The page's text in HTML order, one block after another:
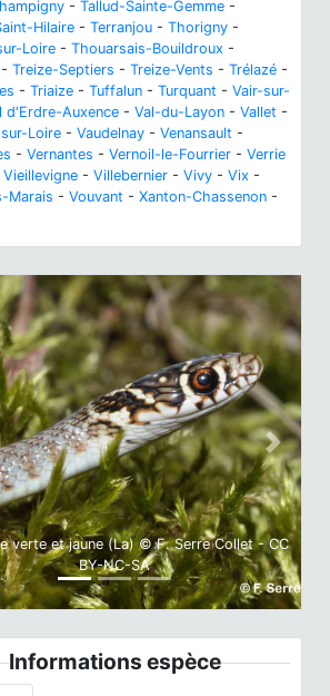
- Tallud-Sainte-Gemme -
Hilaire - Terranjou - Thorigny -
Loire - Thouarsais-Bouildroux -
- Treize-Septiers - Treize-Vents - Trélazé -
- Triaize - Tuffalun - Turquant - Vair-sur-
d'Erdre-Auxence - Val-du-Layon - Vallet -
Loire - Vaudelnay - Venansault -
- Vernantes - Vernoil-le-Fourrier - Verrie
Vieillevigne - Villebernier - Vivy - Vix -
Marais - Vouvant - Xanton-Chassenon -
verte et jaune (La) © F. Serre Collet - CC
BY-NC-SA
Next
Informations espèce